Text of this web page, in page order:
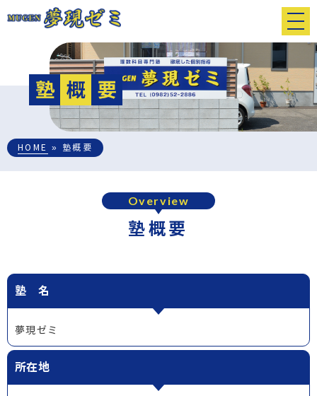
HOME » 塾概要
Overview
塾概要
塾 名
夢現ゼミ
所在地